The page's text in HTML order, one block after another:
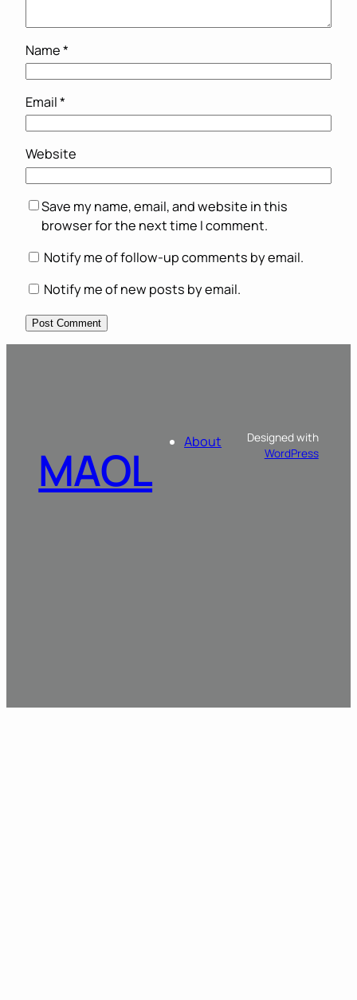
Name*
Email*
Website
Save my name, email, and website in this
browser for the next time I comment.
Notify me of follow-up comments by email.
Notify me of new posts by email.
MAOL About
Designed with
WordPress